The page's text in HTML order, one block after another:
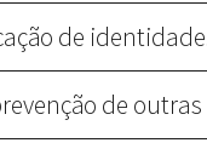
de
de